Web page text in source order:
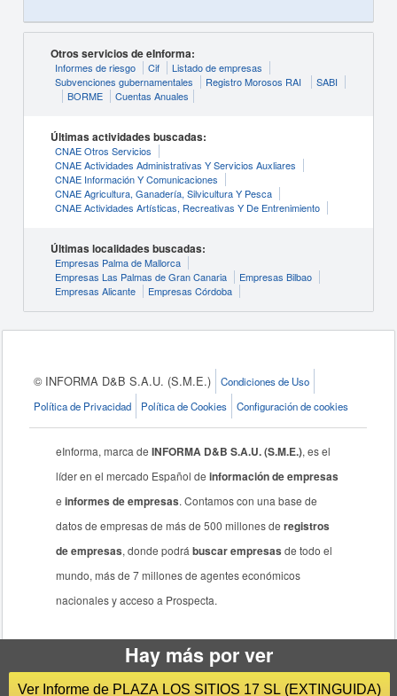
Otros servicios de eInforma:
Informes de riesgo Cif
Listado de empresas
Subvenciones gubernamentales
Registro Morosos RAI
SABI
BORME
Cuentas Anuales
Últimas actividades buscadas:
CNAE Otros Servicios
CNAE Actividades Administrativas Y Servicios Auxliares
CNAE Información Y Comunicaciones
CNAE Agricultura, Ganadería, Silvicultura Y Pesca
CNAE Actividades Artísticas, Recreativas Y De Entrenimiento
Últimas localidades buscadas:
Empresas Palma de Mallorca
Empresas Las Palmas de Gran Canaria
Empresas Bilbao
Empresas Alicante
Empresas Córdoba
© INFORMA D&B S.A.U. (S.M.E.)
Condiciones de Uso
Política de Privacidad
Política de Cookies Configuración de cookies
eInforma, marca deINFORMA D&B S.A.U. (S.M.E.), es el
líder en el mercado Español deinformación de empresas
einformes de empresas. Contamos con una base de
datos de empresas de más de 500 millones deregistros
de empresas, donde podrábuscar empresas de todo el
mundo, más de 7 millones de agentes económicos
nacionales y acceso a Prospecta.
Hay más por ver
Ver Informe de PLAZA LOS SITIOS 17 SL (EXTINGUIDA)